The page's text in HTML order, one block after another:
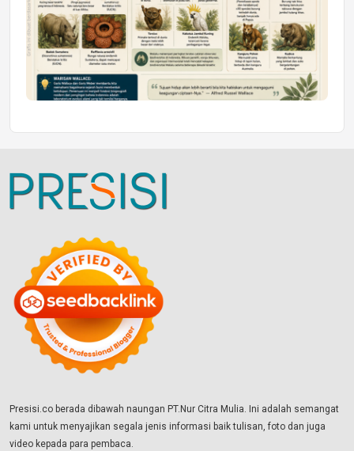
Presisi.co berada dibawah naungan PT.Nur Citra Mulia. Ini adalah semangat
kami untuk menyajikan segala jenis informasi baik tulisan, foto dan juga
video kepada para pembaca.